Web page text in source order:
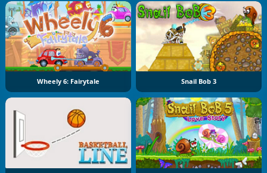
Wheely 6: Fairytale Snail Bob 3